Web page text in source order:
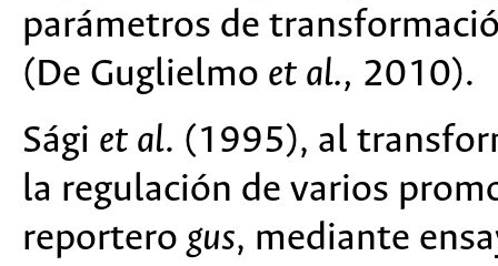
parámetros de
(De Guglielmo et al., 2010).
Sági et al. (1995), al
la regulación de varios
reportero gus, mediante